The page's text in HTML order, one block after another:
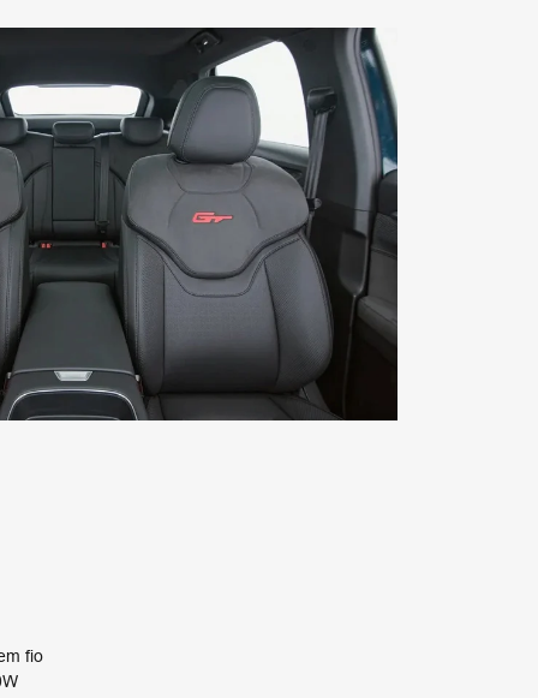
fio